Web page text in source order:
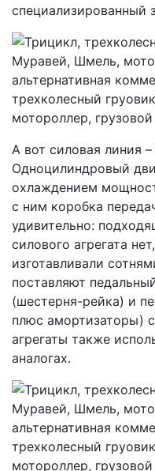
специализированный
А вот силовая линия –
Одноцилиндровый
охлаждением
с ним коробка
удивительно:
силового агрегата
изготавливали
поставляют
(шестерня-рейка) и
плюс амортизаторы)
агрегаты также
аналогах.